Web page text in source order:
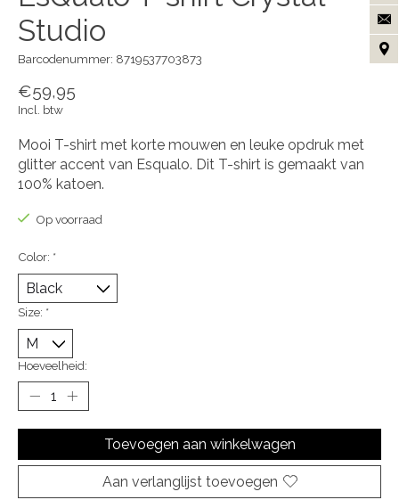
Studio
Barcodenummer: 8719537703873
€59,95
Incl. btw
Mooi T-shirt met korte mouwen en leuke opdruk met
glitter accent van Esqualo. Dit T-shirt is gemaakt van
100% katoen.
Op voorraad
Color: *
Size: *
Hoeveelheid:
Toevoegen aan winkelwagen
Aan verlanglijst toevoegen